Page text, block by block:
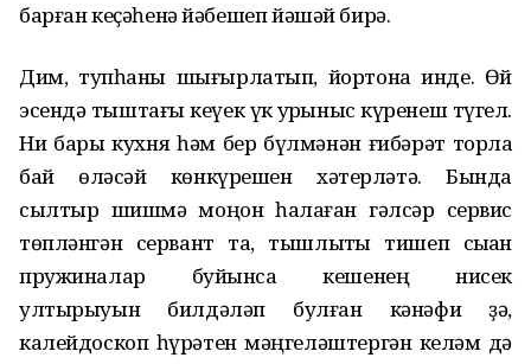
барған кеҫәһенә йәбешеп йәшәй бирә.
Дим, тупһаны шығырлатып, йортона инде. Өй
эсендә тыштағы кеүек үк ҡурҡыныс күренеш түгел.
Ни бары кухня һәм бер бүлмәнән ғибәрәт торлаҡ
бай өләсәй көнкүрешен хәтерләтә. Бында
сылтыр шишмә моңон һаҡлаған гәлсәр сервис
төпләнгән сервант та, тышлыҡты тишеп сыҡҡан
пружиналар буйынса кешенең нисек
ултырыуын билдәләп булған кәнәфи ҙә,
калейдоскоп һүрәтен мәңгеләштергән келәм дә